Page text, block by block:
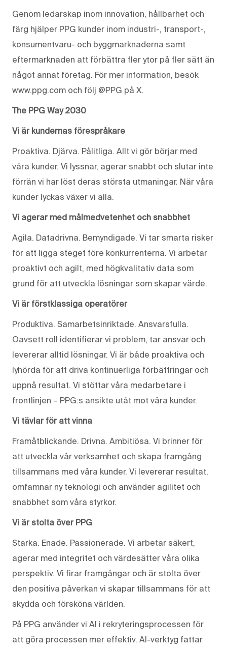
Genom ledarskap inom innovation, hållbarhet och
färg hjälper PPG kunder inom industri-, transport-,
konsumentvaru- och byggmarknaderna samt
eftermarknaden att förbättra fler ytor på fler sätt än
något annat företag. För mer information, besök
www.ppg.com och följ @PPG på X.
The PPG Way 2030
Vi är kundernas förespråkare
Proaktiva. Djärva. Pålitliga. Allt vi gör börjar med
våra kunder. Vi lyssnar, agerar snabbt och slutar inte
förrän vi har löst deras största utmaningar. När våra
kunder lyckas växer vi alla.
Vi agerar med målmedvetenhet och snabbhet
Agila. Datadrivna. Bemyndigade. Vi tar smarta risker
för att ligga steget före konkurrenterna. Vi arbetar
proaktivt och agilt, med högkvalitativ data som
grund för att utveckla lösningar som skapar värde.
Vi är förstklassiga operatörer
Produktiva. Samarbetsinriktade. Ansvarsfulla.
Oavsett roll identifierar vi problem, tar ansvar och
levererar alltid lösningar. Vi är både proaktiva och
lyhörda för att driva kontinuerliga förbättringar och
uppnå resultat. Vi stöttar våra medarbetare i
frontlinjen – PPG:s ansikte utåt mot våra kunder.
Vi tävlar för att vinna
Framåtblickande. Drivna. Ambitiösa. Vi brinner för
att utveckla vår verksamhet och skapa framgång
tillsammans med våra kunder. Vi levererar resultat,
omfamnar ny teknologi och använder agilitet och
snabbhet som våra styrkor.
Vi är stolta över PPG
Starka. Enade. Passionerade. Vi arbetar säkert,
agerar med integritet och värdesätter våra olika
perspektiv. Vi firar framgångar och är stolta över
den positiva påverkan vi skapar tillsammans för att
skydda och försköna världen.
På PPG använder vi AI i rekryteringsprocessen för
att göra processen mer effektiv. AI-verktyg fattar